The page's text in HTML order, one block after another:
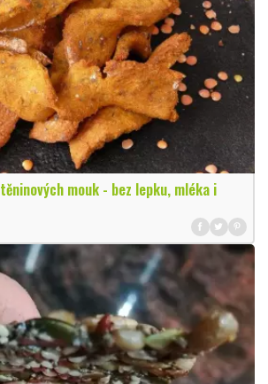
mouk - bez lepku, mléka i